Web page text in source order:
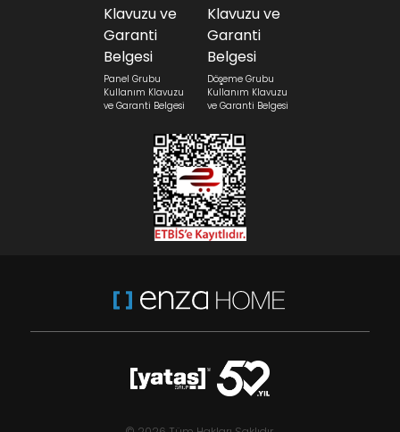
Panel Grubu
Kullanım Klavuzu
ve Garanti Belgesi
Döşeme Grubu
Kullanım Klavuzu
ve Garanti Belgesi